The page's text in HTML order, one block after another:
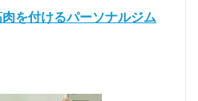
を付けるパーソナルジム